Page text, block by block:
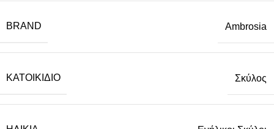
BRAND Ambrosia
ΚΑΤΟΙΚΊΔΙΟ Σκύλος